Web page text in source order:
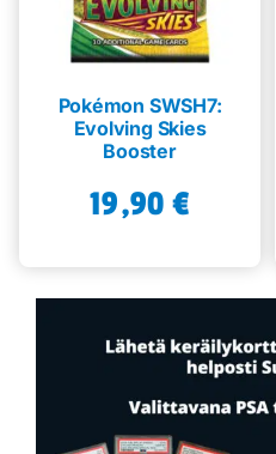
Pokémon SWSH7:
Evolving Skies
Booster
19,90 €